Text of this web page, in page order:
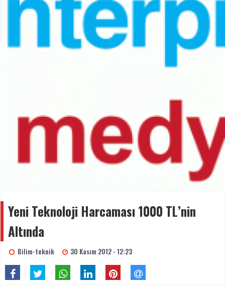
Yeni Teknoloji Harcaması 1000 TL’nin
Altında
Bilim-teknik 30 Kasım 2012 - 12:23